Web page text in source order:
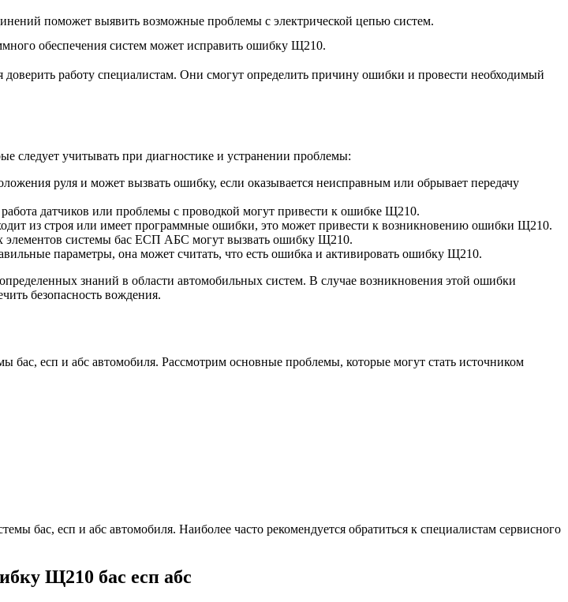
поможет выявить возможные проблемы с электрической цепью систем.
обеспечения систем может исправить ошибку Щ210.
работу специалистам. Они смогут определить причину ошибки и провести необходимый
учитывать при диагностике и устранении проблемы:
руля и может вызвать ошибку, если оказывается неисправным или обрывает передачу
датчиков или проблемы с проводкой могут привести к ошибке Щ210.
из строя или имеет программные ошибки, это может привести к возникновению ошибки Щ210.
элементов системы бас ЕСП АБС могут вызвать ошибку Щ210.
параметры, она может считать, что есть ошибка и активировать ошибку Щ210.
знаний в области автомобильных систем. В случае возникновения этой ошибки
безопасность вождения.
есп и абс автомобиля. Рассмотрим основные проблемы, которые могут стать источником
бас, есп и абс автомобиля. Наиболее часто рекомендуется обратиться к специалистам сервисного
Щ210 бас есп абс